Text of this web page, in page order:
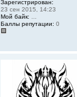
Зарегистрирован:
23 сен 2015, 14:23
Мой байк:
Баллы репутации: 0